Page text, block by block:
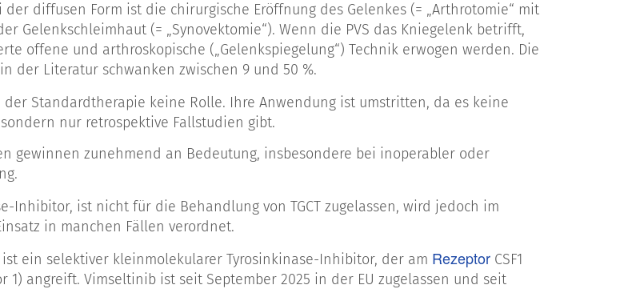
diffusen Form ist die chirurgische Eröffnung des Gelenkes (= „Arthrotomie“ mit
Gelenkschleimhaut (= „Synovektomie“). Wenn die PVS das Kniegelenk betrifft,
offene und arthroskopische („Gelenkspiegelung“) Technik erwogen werden. Die
der Literatur schwanken zwischen 9 und 50 %.
Standardtherapie keine Rolle. Ihre Anwendung ist umstritten, da es keine
nur retrospektive Fallstudien gibt.
gewinnen zunehmend an Bedeutung, insbesondere bei inoperabler oder
Inhibitor, ist nicht für die Behandlung von TGCT zugelassen, wird jedoch im
in manchen Fällen verordnet.
ist ein selektiver kleinmolekularer Tyrosinkinase-Inhibitor, der am Rezeptor CSF1
1) angreift. Vimseltinib ist seit September 2025 in der EU zugelassen und seit